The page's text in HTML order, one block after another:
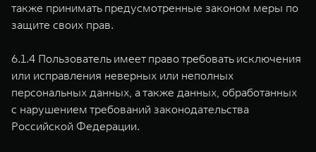
также принимать предусмотренные законом меры по
защите своих прав.
6.1.4 Пользователь имеет право требовать исключения
или исправления неверных или неполных
персональных данных, а также данных, обработанных
с нарушением требований законодательства
Российской Федерации.